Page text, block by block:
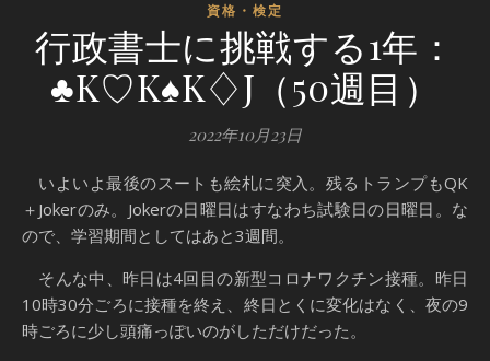
資格・検定
行政書士に挑戦する1年：
♣K♡K♠K♢J（50週目）
2022年10月23日
いよいよ最後のスートも絵札に突入。残るトランプもQK
＋Jokerのみ。Jokerの日曜日はすなわち試験日の日曜日。な
ので、学習期間としてはあと3週間。
そんな中、昨日は4回目の新型コロナワクチン接種。昨日
10時30分ごろに接種を終え、終日とくに変化はなく、夜の9
時ごろに少し頭痛っぽいのがしただけだった。